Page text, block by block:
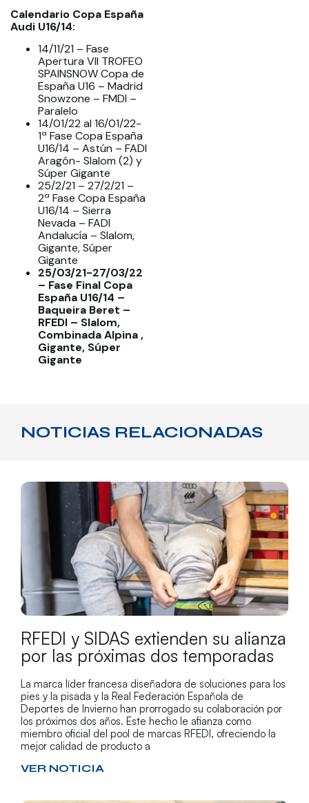
Calendario Copa España
Audi U16/14:
14/11/21 – Fase
Apertura VII TROFEO
SPAINSNOW Copa de
España U16 – Madrid
Snowzone – FMDI –
Paralelo
14/01/22 al 16/01/22-
1ª Fase Copa España
U16/14 – Astún – FADI
Aragón- Slalom (2) y
Súper Gigante
25/2/21 – 27/2/21 –
2ª Fase Copa España
U16/14 – Sierra
Nevada – FADI
Andalucía – Slalom,
Gigante, Súper
Gigante
25/03/21-27/03/22
– Fase Final Copa
España U16/14 –
Baqueira Beret –
RFEDI – Slalom,
Combinada Alpina ,
Gigante, Súper
Gigante
NOTICIAS RELACIONADAS
RFEDI y SIDAS extienden su alianza
por las próximas dos temporadas
La marca líder francesa diseñadora de soluciones para los
pies y la pisada y la Real Federación Española de
Deportes de Invierno han prorrogado su colaboración por
los próximos dos años. Este hecho le afianza como
miembro oficial del pool de marcas RFEDI, ofreciendo la
mejor calidad de producto a
VER NOTICIA